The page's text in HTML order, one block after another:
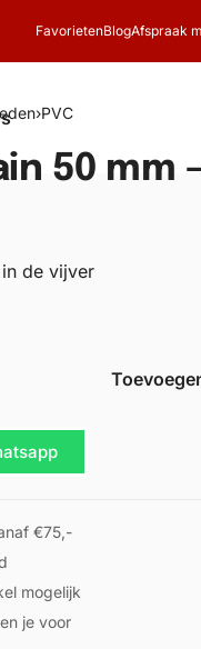
FavorietenBlogAfspraak
›PVC
50 mm
de vijver
€75,-
mogelijk
je voor